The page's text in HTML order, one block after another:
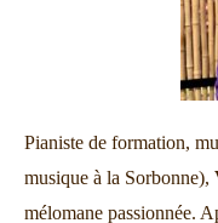
Pianiste de formation,
musique à la Sorbonne),
mélomane passionnée.